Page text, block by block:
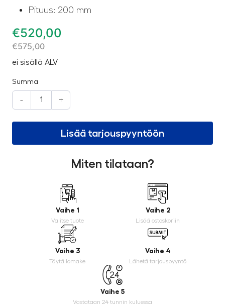
Pituus: 200 mm
€520,00
€575,00
ei sisällä ALV
Summa
- +
Lisää tarjouspyyntöön
Miten tilataan?
Vaihe 1
Valitse tuote
Vaihe 2
Lisää ostoskoriin
Vaihe 3
Täytä lomake
Vaihe 4
Lähetä tarjouspyyntö
Vaihe 5
Vastataan 24 tunnin kuluessa